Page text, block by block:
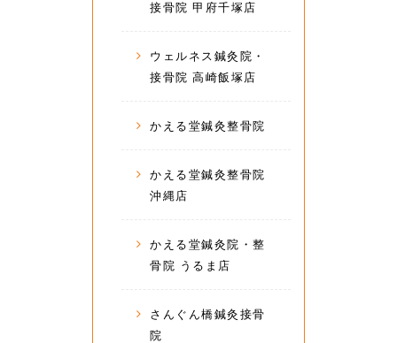
接骨院 甲府千塚店
ウェルネス鍼灸院・
接骨院 高崎飯塚店
かえる堂鍼灸整骨院
かえる堂鍼灸整骨院
沖縄店
かえる堂鍼灸院・整
骨院 うるま店
さんぐん橋鍼灸接骨
院